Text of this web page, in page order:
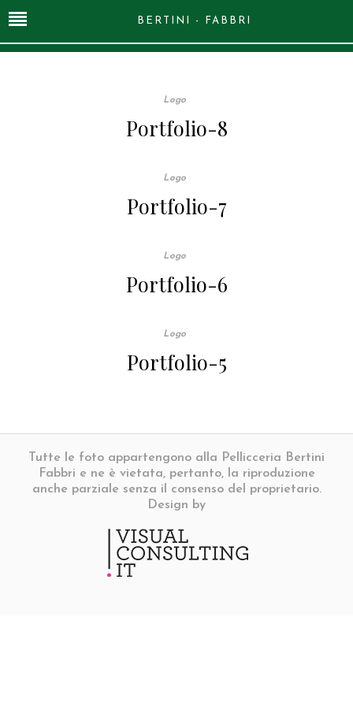
BERTINI - FABBRI
Logo
Portfolio-8
Logo
Portfolio-7
Logo
Portfolio-6
Logo
Portfolio-5
Tutte le foto appartengono alla Pellicceria Bertini
Fabbri e ne è vietata, pertanto, la riproduzione
anche parziale senza il consenso del proprietario.
Design by